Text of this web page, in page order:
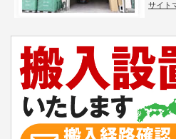
サイト